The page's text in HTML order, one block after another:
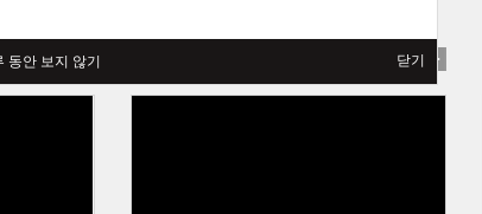
동안 보지 않기 닫기